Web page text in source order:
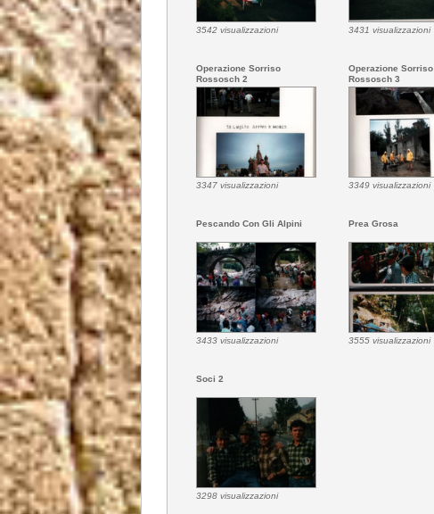
3542 visualizzazioni 3431 visualizzazioni
Operazione Sorriso
Rossosch 2
3347 visualizzazioni
Operazione Sorriso
Rossosch 3
3349 visualizzazioni
Pescando Con Gli Alpini
3433 visualizzazioni
Prea Grosa
3555 visualizzazioni
Soci 2
3298 visualizzazioni